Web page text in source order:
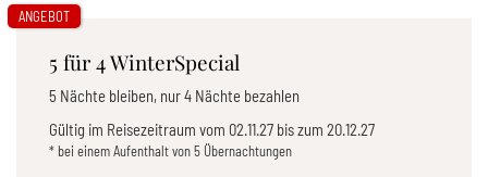
5 für 4 WinterSpecial
5 Nächte bleiben, nur 4 Nächte bezahlen
Gültig im Reisezeitraum vom 02.11.27 bis zum 20.12.27
* bei einem Aufenthalt von 5 Übernachtungen
ANGEBOT